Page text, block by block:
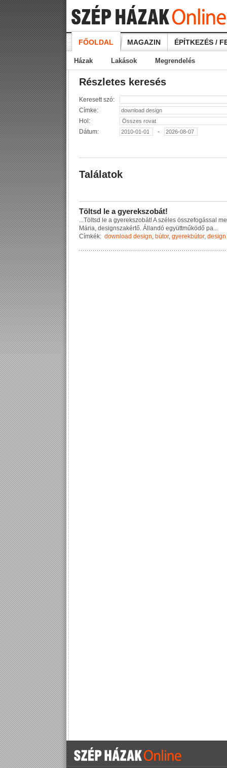
FŐOLDAL MAGAZIN ÉPÍTKEZÉS /
Házak Lakások Megrendelés
Részletes keresés
Keresett szó:
Címke:
Hol:
Dátum:
-
Találatok
Töltsd le a gyerekszobát!
...Tö tsd e a gyere kszobát!A szé es összefogássa me
Mária, designszakértő. Á andó együttmű ködő pa...
Címkék: download design, bútor, gyerekbútor, design